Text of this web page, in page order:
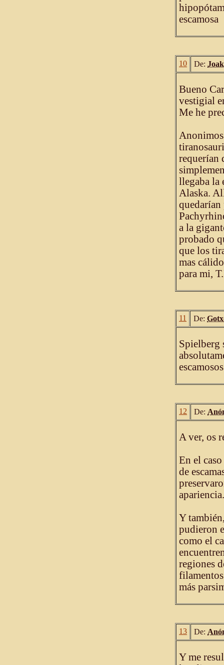
escamosa
10 De:
Bueno
vestigial
Me he
requerían
llegaba la
Alaska.
quedarían
a la
probado
que los
mas
para mi,
11 De:
Spielberg
12 De:
A ver, os
En el
de
apariencia.
Y
pudieron
como el
regiones
más
13 De:
Y me